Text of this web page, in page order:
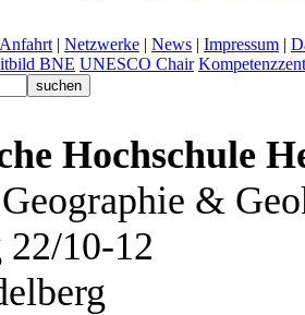
Anfahrt | Netzwerke | News | Impressum |
BNE UNESCO Chair
Hochschule
&
10-12